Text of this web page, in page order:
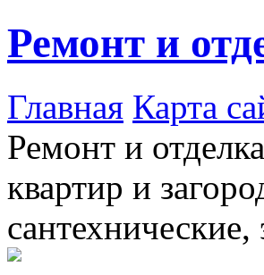
Ремонт и
Главная Карта
Ремонт и
квартир и